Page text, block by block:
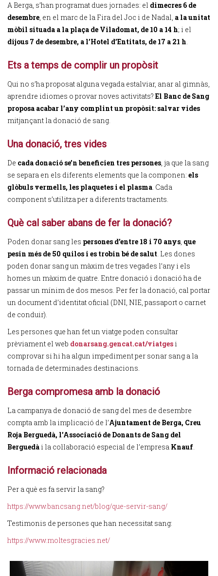
A Berga, s’han programat dues jornades: el dimecres 6 de
desembre, en el marc de la Fira del Joc i de Nadal, a la unitat
mòbil situada a la plaça de Viladomat, de 10 a 14 h; i el
dijous 7 de desembre, a l’Hotel d’Entitats, de 17 a 21 h.
Ets a temps de complir un propòsit
Qui no s’ha proposat alguna vegada estalviar, anar al gimnàs,
aprendre idiomes o provar noves activitats? El Banc de Sang
proposa acabar l’any complint un propòsit: salvar vides
mitjançant la donació de sang.
Una donació, tres vides
De cada donació se’n beneficien tres persones, ja que la sang
se separa en els diferents elements que la componen: els
glòbuls vermells, les plaquetes i el plasma. Cada
component s’utilitza per a diferents tractaments.
Què cal saber abans de fer la donació?
Poden donar sang les persones d’entre 18 i 70 anys, que
pesin més de 50 quilos i es trobin bé de salut. Les dones
poden donar sang un màxim de tres vegades l’any i els
homes un màxim de quatre. Entre donació i donació ha de
passar un mínim de dos mesos. Per fer la donació, cal portar
un document d’identitat oficial (DNI, NIE, passaport o carnet
de conduir).
Les persones que han fet un viatge poden consultar
prèviament el web donarsang.gencat.cat/viatges i
comprovar si hi ha algun impediment per sonar sang a la
tornada de determinades destinacions.
Berga compromesa amb la donació
La campanya de donació de sang del mes de desembre
compta amb la implicació de l’Ajuntament de Berga, Creu
Roja Berguedà, l’Associació de Donants de Sang del
Berguedà i la col·laboració especial de l’empresa Knauf.
Informació relacionada
Per a què es fa servir la sang?
https://www.bancsang.net/blog/que-servir-sang/
Testimonis de persones que han necessitat sang:
https://www.moltesgracies.net/